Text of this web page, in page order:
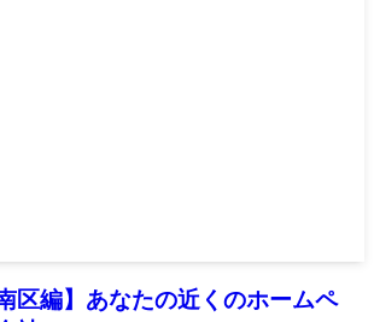
区編】あなたの近くのホームペ